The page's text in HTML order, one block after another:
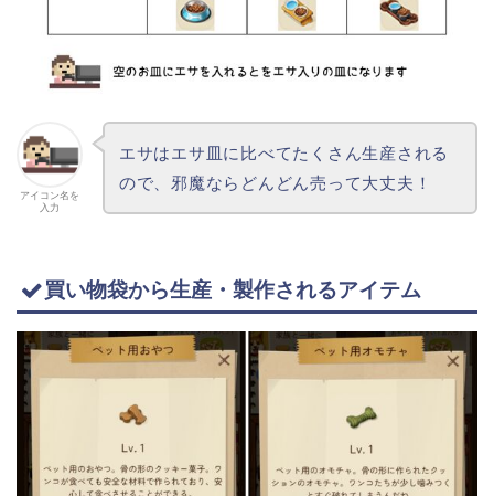
アイコン名を
入力
エサはエサ皿に比べてたくさん生産される
ので、邪魔ならどんどん売って大丈夫！
買い物袋から生産・製作されるアイテム